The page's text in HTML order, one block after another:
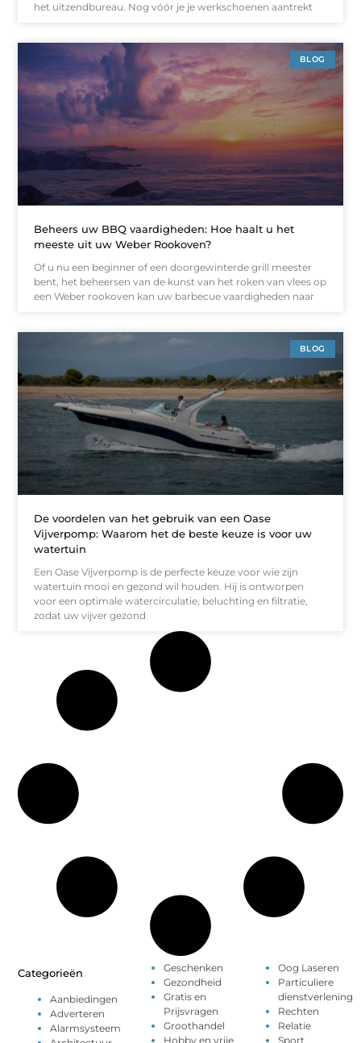
het uitzendbureau. Nog vóór je je werkschoenen aantrekt
BLOG
Beheers uw BBQ vaardigheden: Hoe haalt u het
meeste uit uw Weber Rookoven?
Of u nu een beginner of een doorgewinterde grill meester
bent, het beheersen van de kunst van het roken van vlees op
een Weber rookoven kan uw barbecue vaardigheden naar
BLOG
De voordelen van het gebruik van een Oase
Vijverpomp: Waarom het de beste keuze is voor uw
watertuin
Een Oase Vijverpomp is de perfecte keuze voor wie zijn
watertuin mooi en gezond wil houden. Hij is ontworpen
voor een optimale watercirculatie, beluchting en filtratie,
zodat uw vijver gezond
Categorieën
Aanbiedingen
Adverteren
Alarmsysteem
Geschenken
Gezondheid
Gratis en
Prijsvragen
Groothandel
Hobby en vrije
Oog Laseren
Particuliere
dienstverlening
Rechten
Relatie
Sport